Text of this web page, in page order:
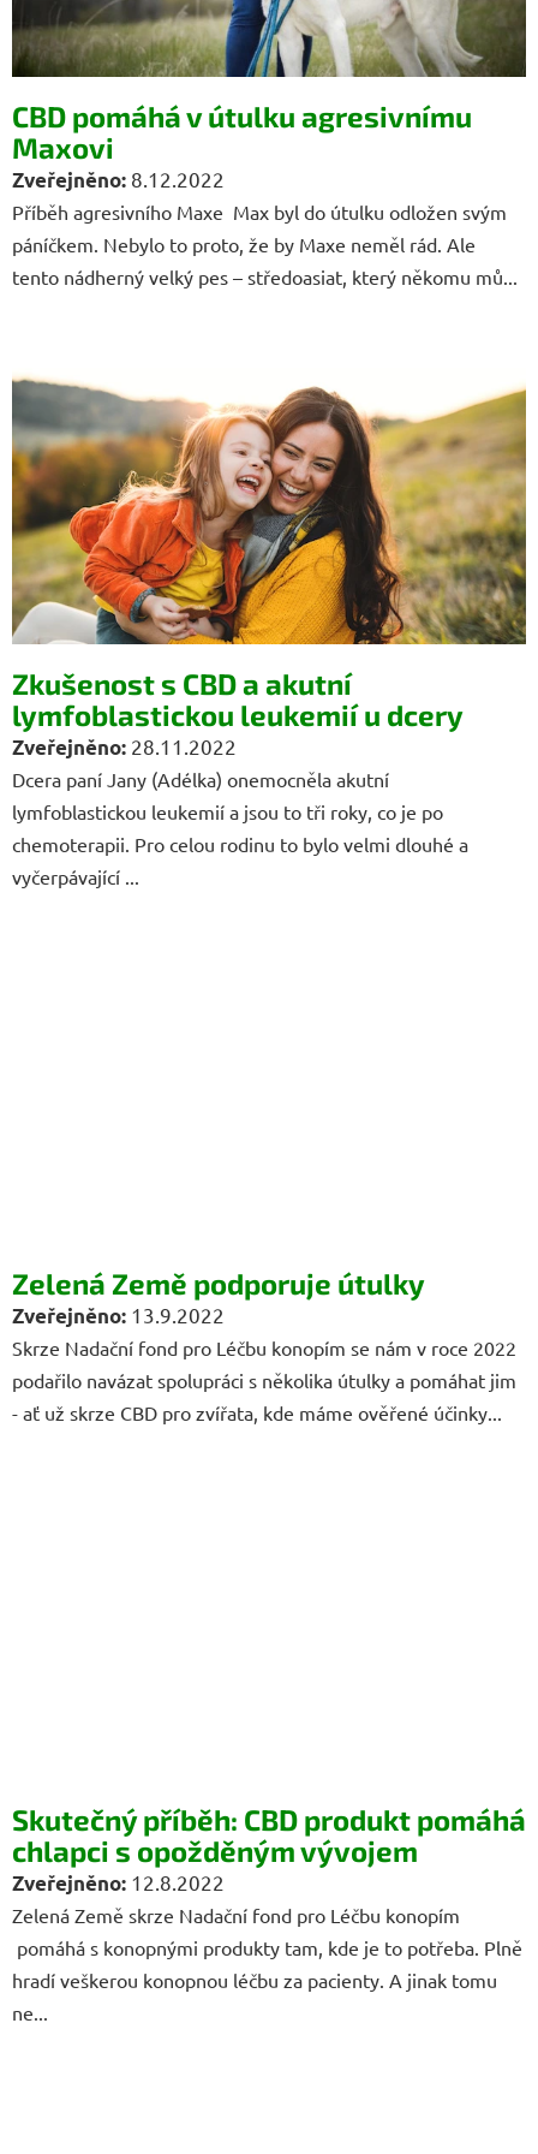
á
n
ů
CBD pomáhá v útulku agresivnímu
Maxovi
8.12.2022
Příběh agresivního Maxe Max byl do útulku odložen svým
páníčkem. Nebylo to proto, že by Maxe neměl rád. Ale
tento nádherný velký pes – středoasiat, který někomu mů...
Zkušenost s CBD a akutní
lymfoblastickou leukemií u dcery
28.11.2022
Dcera paní Jany (Adélka) onemocněla akutní
lymfoblastickou leukemií a jsou to tři roky, co je po
chemoterapii. Pro celou rodinu to bylo velmi dlouhé a
vyčerpávající ...
Zelená Země podporuje útulky
13.9.2022
Skrze Nadační fond pro Léčbu konopím se nám v roce 2022
podařilo navázat spolupráci s několika útulky a pomáhat jim
- ať už skrze CBD pro zvířata, kde máme ověřené účinky...
Skutečný příběh: CBD produkt pomáhá
chlapci s opožděným vývojem
12.8.2022
Zelená Země skrze Nadační fond pro Léčbu konopím
pomáhá s konopnými produkty tam, kde je to potřeba. Plně
hradí veškerou konopnou léčbu za pacienty. A jinak tomu
ne...